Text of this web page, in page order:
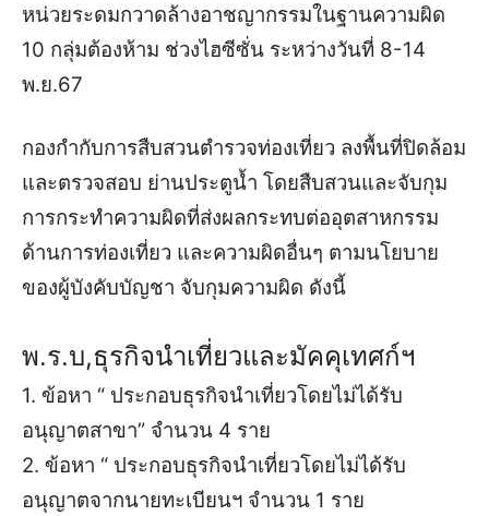
หน่วยระดมกวาดล้างอาชญากรรมในฐานความผิด
10 กลุ่มต้องห้าม ช่วงไฮซีซั่น ระหว่างวันที่ 8-14
พ.ย.67
กองกำกับการสืบสวนตำรวจท่องเที่ยว ลงพื้นที่ปิดล้อม
และตรวจสอบ ย่านประตูน้ำ โดยสืบสวนและจับกุม
การกระทำความผิดที่ส่งผลกระทบต่ออุตสาหกรรม
ด้านการท่องเที่ยว และความผิดอื่นๆ ตามนโยบาย
ของผู้บังคับบัญชา จับกุมความผิด ดังนี้
พ.ร.บ,ธุรกิจนำเที่ยวและมัคคุเทศก์ฯ
1. ข้อหา “ ประกอบธุรกิจนำเที่ยวโดยไม่ได้รับ
อนุญาตสาขา” จำนวน 4 ราย
2. ข้อหา “ ประกอบธุรกิจนำเที่ยวโดยไม่ได้รับ
อนุญาตจากนายทะเบียนฯ จำนวน 1 ราย